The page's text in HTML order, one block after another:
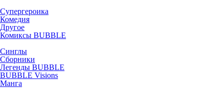
Супергероика
Комедия
Другое
Комиксы BUBBLE
Синглы
Сборники
Легенды BUBBLE
BUBBLE Visions
Манга